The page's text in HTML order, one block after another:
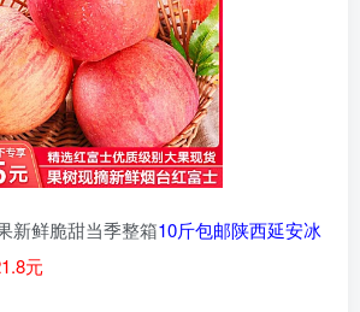
新鲜脆甜当季整箱10斤包邮陕西延安冰
元